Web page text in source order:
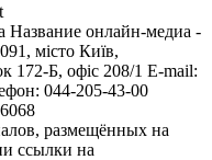
Название онлайн-медиа -
місто Київ,
Б, офіс 208/1 E-mail:
044-205-43-00
размещённых на
ссылки на